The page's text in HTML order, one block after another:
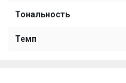
Тональность
Темп